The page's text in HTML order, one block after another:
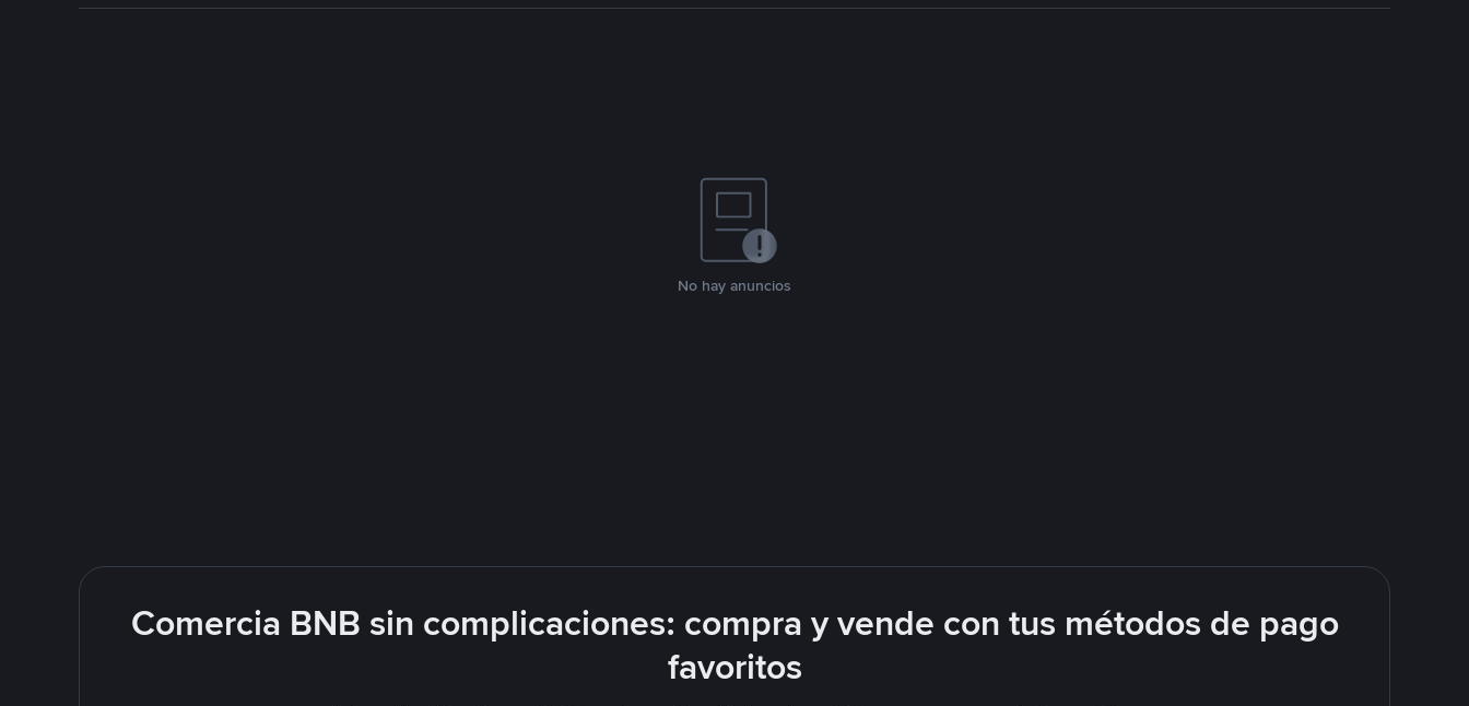
No hay anuncios
Comercia BNB sin complicaciones: compra y vende con tus métodos de pago
favoritos